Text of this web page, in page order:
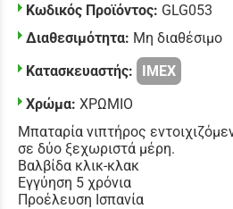
Κωδικός Προϊόντος: GLG053
Διαθεσιμότητα: Μη διαθέσιμο
Κατασκευαστής:
IMEX
Χρώμα: ΧΡΩΜΙΟ
Μπαταρία νιπτήρος
σε δύο ξεχωριστά μέρη.
Βαλβίδα κλικ-κλακ
Εγγύηση 5 χρόνια
Προέλευση Ισπανία